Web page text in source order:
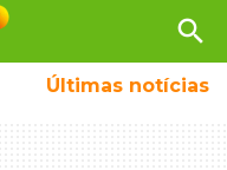
search
Últimas notícias